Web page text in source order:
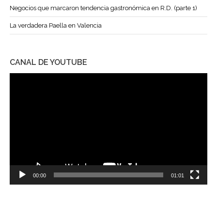
Negocios que marcaron tendencia gastronómica en R.D. (parte 1)
La verdadera Paella en Valencia
CANAL DE YOUTUBE
00:00 01:01